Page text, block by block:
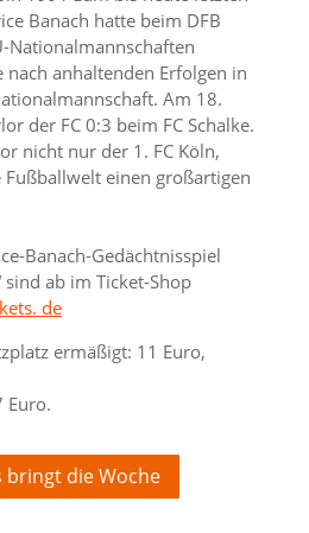
Banach hatte beim DFB
Nationalmannschaften
anhaltenden Erfolgen in
Am 18.
der FC 0:3 beim FC Schalke.
nicht nur der 1. FC Köln,
Fußballwelt einen großartigen
Banach-Gedächtnisspiel
sind ab im Ticket-Shop
de
ermäßigt: 11 Euro,
Euro.
bringt die Woche